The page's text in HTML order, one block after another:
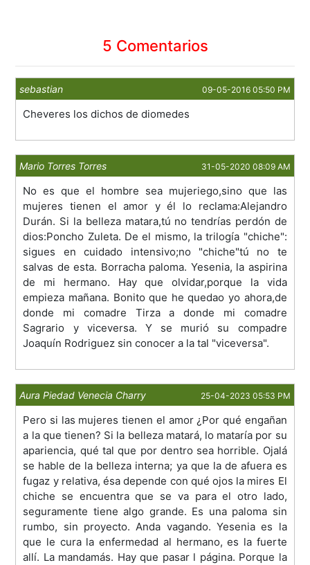
5 Comentarios
sebastian 09-05-2016 05:50 PM
Cheveres los dichos de diomedes
Mario Torres Torres 31-05-2020 08:09 AM
No es que el hombre sea mujeriego,sino que las
mujeres tienen el amor y él lo reclama:Alejandro
Durán. Si la belleza matara,tú no tendrías perdón de
dios:Poncho Zuleta. De el mismo, la trilogía "chiche":
sigues en cuidado intensivo;no "chiche"tú no te
salvas de esta. Borracha paloma. Yesenia, la aspirina
de mi hermano. Hay que olvidar,porque la vida
empieza mañana. Bonito que he quedao yo ahora,de
donde mi comadre Tirza a donde mi comadre
Sagrario y viceversa. Y se murió su compadre
Joaquín Rodriguez sin conocer a la tal "viceversa".
Aura Piedad Venecia Charry 25-04-2023 05:53 PM
Pero si las mujeres tienen el amor ¿Por qué engañan
a la que tienen? Si la belleza matará, lo mataría por su
apariencia, qué tal que por dentro sea horrible. Ojalá
se hable de la belleza interna; ya que la de afuera es
fugaz y relativa, ésa depende con qué ojos la mires El
chiche se encuentra que se va para el otro lado,
seguramente tiene algo grande. Es una paloma sin
rumbo, sin proyecto. Anda vagando. Yesenia es la
que le cura la enfermedad al hermano, es la fuerte
allí. La mandamás. Hay que pasar l página. Porque la